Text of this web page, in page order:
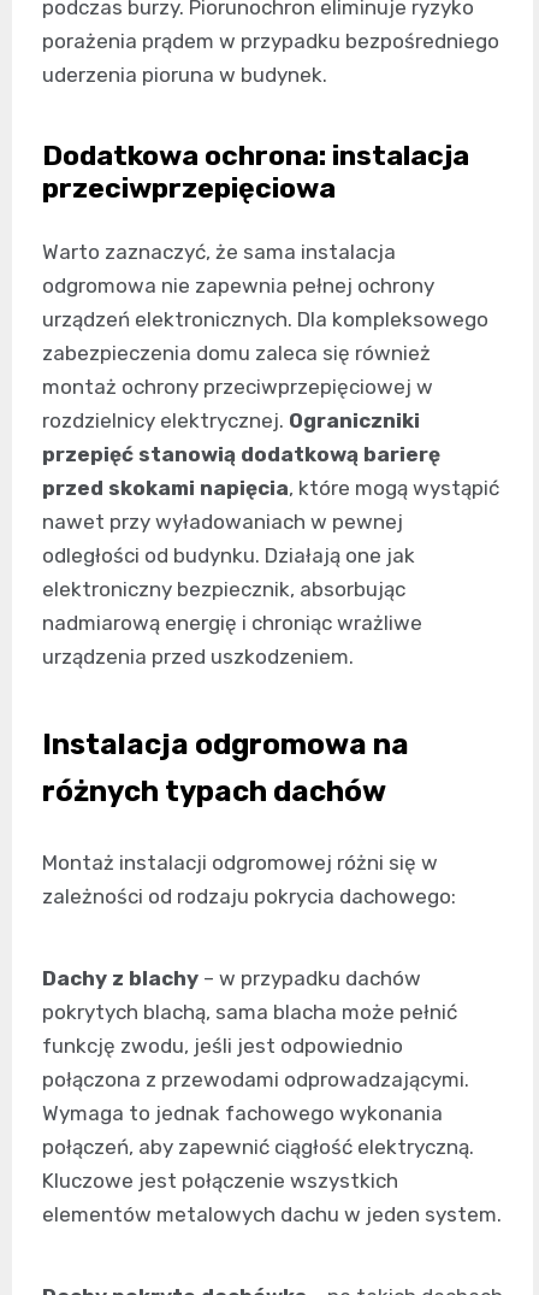
podczas burzy. Piorunochron eliminuje ryzyko
porażenia prądem w przypadku bezpośredniego
uderzenia pioruna w budynek.
Dodatkowa ochrona: instalacja
przeciwprzepięciowa
Warto zaznaczyć, że sama instalacja
odgromowa nie zapewnia pełnej ochrony
urządzeń elektronicznych. Dla kompleksowego
zabezpieczenia domu zaleca się również
montaż ochrony przeciwprzepięciowej w
rozdzielnicy elektrycznej. Ograniczniki
przepięć stanowią dodatkową barierę
przed skokami napięcia, które mogą wystąpić
nawet przy wyładowaniach w pewnej
odległości od budynku. Działają one jak
elektroniczny bezpiecznik, absorbując
nadmiarową energię i chroniąc wrażliwe
urządzenia przed uszkodzeniem.
Instalacja odgromowa na
różnych typach dachów
Montaż instalacji odgromowej różni się w
zależności od rodzaju pokrycia dachowego:
Dachy z blachy – w przypadku dachów
pokrytych blachą, sama blacha może pełnić
funkcję zwodu, jeśli jest odpowiednio
połączona z przewodami odprowadzającymi.
Wymaga to jednak fachowego wykonania
połączeń, aby zapewnić ciągłość elektryczną.
Kluczowe jest połączenie wszystkich
elementów metalowych dachu w jeden system.